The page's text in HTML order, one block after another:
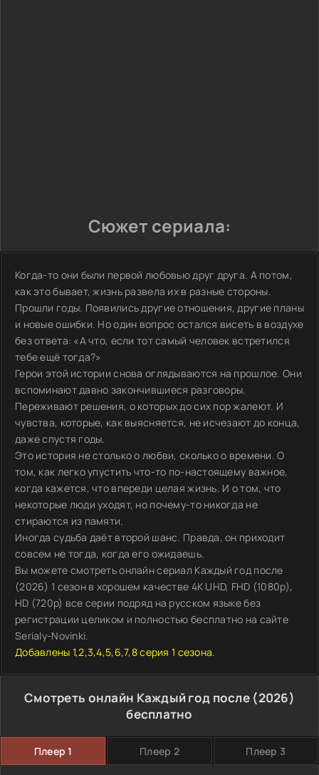
Сюжет сериала:
Когда-то они были первой любовью друг друга. А потом,
как это бывает, жизнь развела их в разные стороны.
Прошли годы. Появились другие отношения, другие планы
и новые ошибки. Но один вопрос остался висеть в воздухе
без ответа: «А что, если тот самый человек встретился
тебе ещё тогда?»
Герои этой истории снова оглядываются на прошлое. Они
вспоминают давно закончившиеся разговоры.
Переживают решения, о которых до сих пор жалеют. И
чувства, которые, как выясняется, не исчезают до конца,
даже спустя годы.
Это история не столько о любви, сколько о времени. О
том, как легко упустить что-то по-настоящему важное,
когда кажется, что впереди целая жизнь. И о том, что
некоторые люди уходят, но почему-то никогда не
стираются из памяти.
Иногда судьба даёт второй шанс. Правда, он приходит
совсем не тогда, когда его ожидаешь.
Вы можете смотреть онлайн сериал Каждый год после
(2026) 1 сезон в хорошем качестве 4K UHD, FHD (1080p),
HD (720p) все серии подряд на русском языке без
регистрации целиком и полностью бесплатно на сайте
Serialy-Novinki.
Добавлены 1,2,3,4,5,6,7,8 серия 1 сезона.
Смотреть онлайн Каждый год после (2026)
бесплатно
Плеер 1 Плеер 2 Плеер 3